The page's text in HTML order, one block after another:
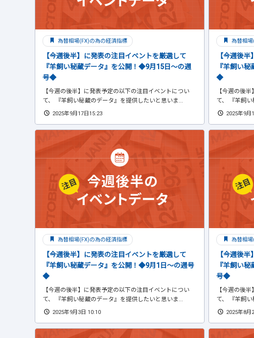
為替相場(FX)の為の経済指標
【今週後半】に発表の注目イベントを厳選して
『羊飼い秘蔵データ』を公開！◆9月15日～の週
号◆
【今週の後半】に発表予定の以下の注目イベントについ
て、 『羊飼い秘蔵のデータ』を提供したいと思いま...
2025年9月17日15:23
為替相
【今週後
『羊飼い
◆
【今週の後
て、 『羊飼
2025年9月
為替相場(FX)の為の経済指標
【今週後半】に発表の注目イベントを厳選して
『羊飼い秘蔵データ』を公開！◆9月1日～の週号
◆
【今週の後半】に発表予定の以下の注目イベントについ
て、 『羊飼い秘蔵のデータ』を提供したいと思いま...
2025年9月3日 10:10
為替相
【今週後
『羊飼い
号◆
【今週の後
て、 『羊飼
2025年8月